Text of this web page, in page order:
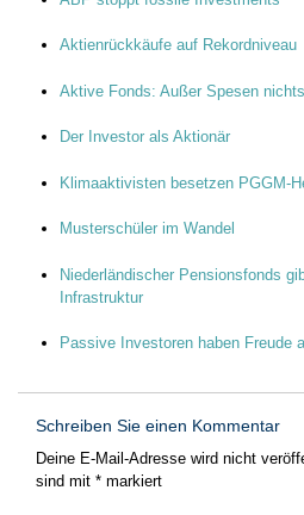
Aktienrückkäufe auf Rekordniveau
Aktive Fonds: Außer Spesen
Der Investor als Aktionär
Klimaaktivisten besetzen PGGM-
Musterschüler im Wandel
Niederländischer Pensionsfonds
Infrastruktur
Passive Investoren haben Freude
Schreiben Sie einen Kommentar
Deine E-Mail-Adresse wird nicht
sind mit * markiert